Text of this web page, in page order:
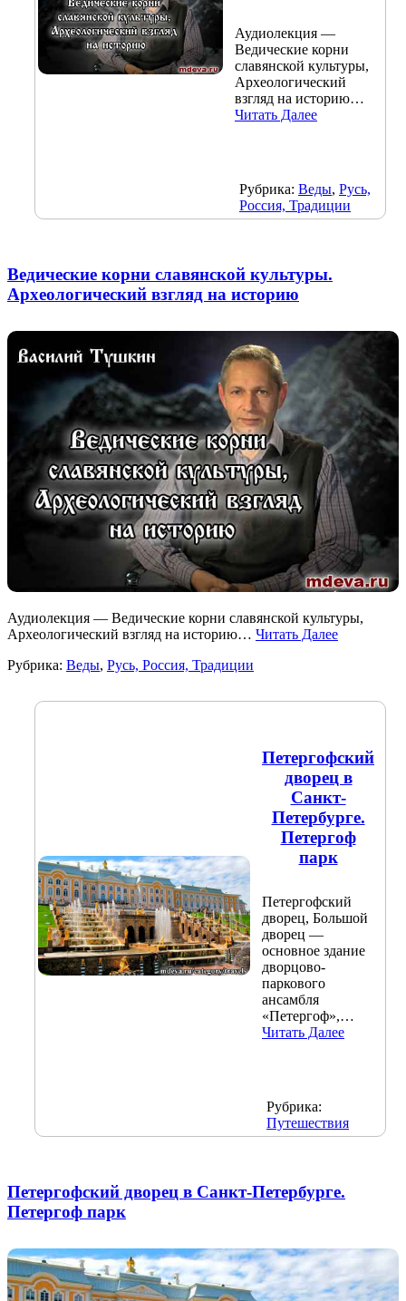
Аудиолекция —
Ведические корни
славянской культуры,
Археологический
взгляд на историю…
Читать Далее
Рубрика: Веды, Русь,
Россия, Традиции
Ведические корни славянской культуры.
Археологический взгляд на историю
Аудиолекция — Ведические корни славянской культуры,
Археологический взгляд на историю… Читать Далее
Рубрика: Веды, Русь, Россия, Традиции
Петергофский
дворец в
Санкт-
Петербурге.
Петергоф
парк
Петергофский
дворец, Большой
дворец —
основное здание
дворцово-
паркового
ансамбля
«Петергоф»,…
Читать Далее
Рубрика:
Путешествия
Петергофский дворец в Санкт-Петербурге.
Петергоф парк